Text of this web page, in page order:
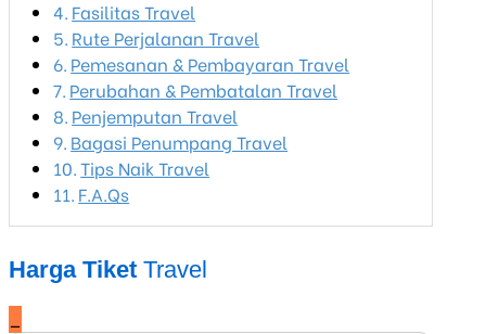
Fasilitas Travel
Rute Perjalanan Travel
Pemesanan & Pembayaran Travel
Perubahan & Pembatalan Travel
Penjemputan Travel
Bagasi Penumpang Travel
Tips Naik Travel
F.A.Qs
Harga Tiket Travel
_